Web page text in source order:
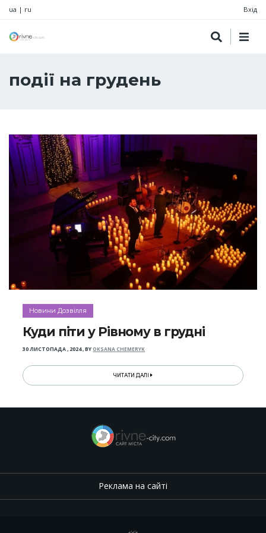
ua | ru Вхід
події на грудень
Новини Дозвілля
Куди піти у Рівному в грудні
30 ЛИСТОПАДА , 2024,BYOKSANA CHEMERYK
ЧИТАТИ ДАЛІ
Реклама на сайті
.,.,.